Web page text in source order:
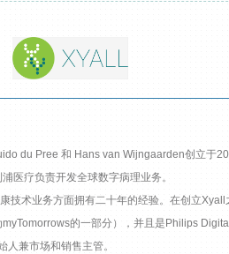
du Pree 和 Hans van Wijngaarden创立于
医疗负责开发全球数字病理业务。
技术业务方面拥有二十年的经验。在创立Xyall
的一部分），并且是Philips
兼市场和销售主管。